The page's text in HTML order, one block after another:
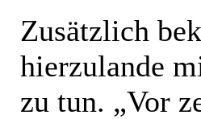
Zusätzlich
hierzulande
zu tun. „Vor